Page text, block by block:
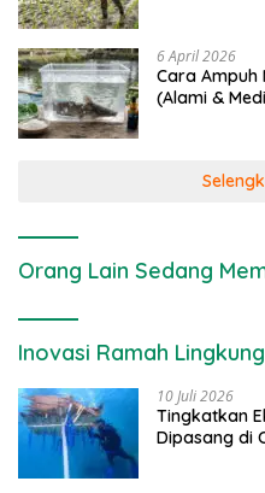
6 April 2026
Cara Ampuh
(Alami &
Orang Lain Sedang
Inovasi Ramah
10 Juli 2026
Tingkatkan
Dipasang di